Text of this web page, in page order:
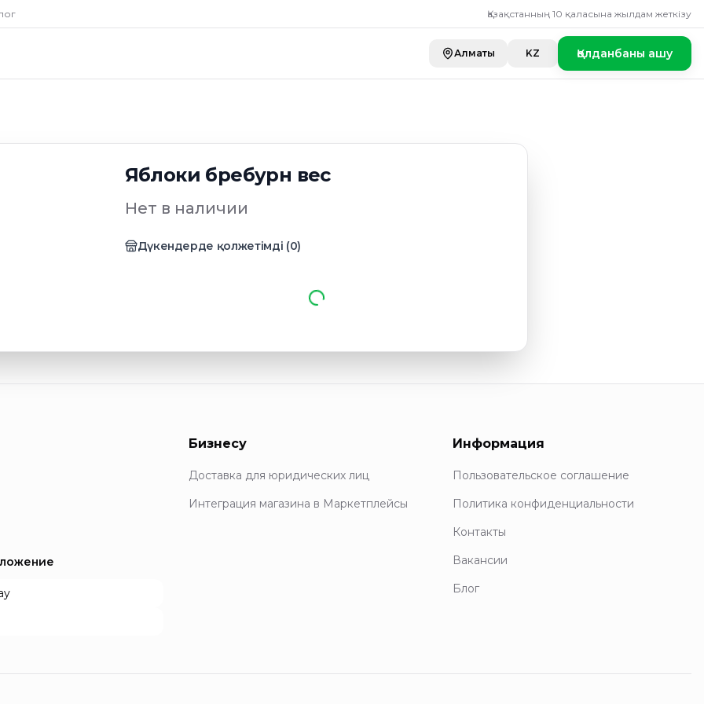
Қазақстанның 10 қаласына жылдам жеткізу
Алматы KZ Қолданбаны ашу
Яблоки бребурн вес
Нет в наличии
Дүкендерде қолжетімді (0)
Бизнесу
Доставка для юридических лиц
Интеграция магазина в Маркетплейсы
Информация
Пользовательское соглашение
Политика конфиденциальности
Контакты
Вакансии
Блог